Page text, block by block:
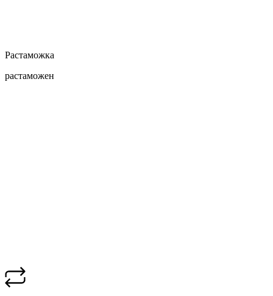
Растаможка
растаможен